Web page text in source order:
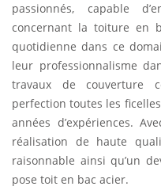
passionnés, capable
concernant la toiture en
quotidienne dans ce
leur professionnalisme
travaux de couverture
perfection toutes les
années d’expériences.
réalisation de haute
raisonnable ainsi qu’un
pose toit en bac acier.